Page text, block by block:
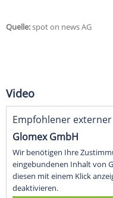
Quelle:spot on news AG
Video
Empfohlener
Glomex GmbH
Wir benötigen Ihre
eingebundenen Inhalt von
diesen mit einem Klick
deaktivieren.